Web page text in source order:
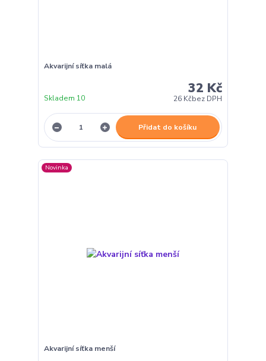
Akvarijní síťka malá
32 Kč
26 Kčbez DPH
Skladem 10
Přidat do košíku
Novinka
Akvarijní síťka menší